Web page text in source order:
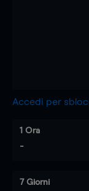
Accedi per
1 Ora
-
7 Giorni